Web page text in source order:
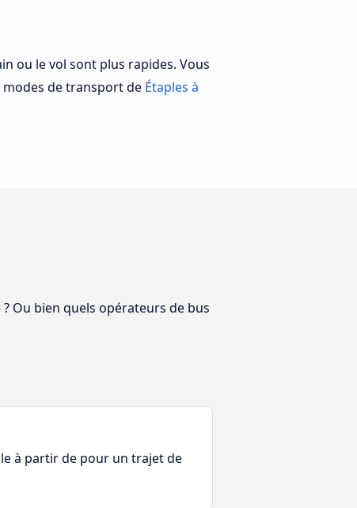
ou le vol sont plus rapides. Vous
modes de transport de Étaples à
Ou bien quels opérateurs de bus
à partir de pour un trajet de